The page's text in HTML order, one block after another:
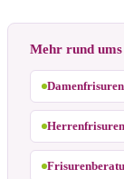
Mehr rund
Damenfrisuren
Herrenfrisuren